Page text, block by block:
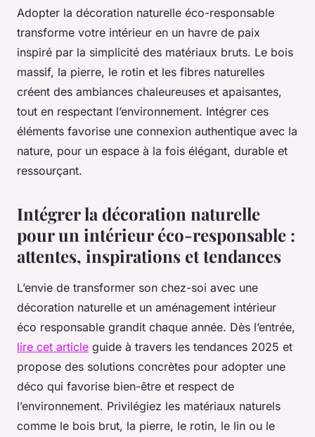
Adopter la décoration naturelle éco-responsable
transforme votre intérieur en un havre de paix
inspiré par la simplicité des matériaux bruts. Le bois
massif, la pierre, le rotin et les fibres naturelles
créent des ambiances chaleureuses et apaisantes,
tout en respectant l’environnement. Intégrer ces
éléments favorise une connexion authentique avec la
nature, pour un espace à la fois élégant, durable et
ressourçant.
Intégrer la décoration naturelle
pour un intérieur éco-responsable :
attentes, inspirations et tendances
L’envie de transformer son chez-soi avec une
décoration naturelle et un aménagement intérieur
éco responsable grandit chaque année. Dès l’entrée,
lire cet article guide à travers les tendances 2025 et
propose des solutions concrètes pour adopter une
déco qui favorise bien-être et respect de
l’environnement. Privilégiez les matériaux naturels
comme le bois brut, la pierre, le rotin, le lin ou le